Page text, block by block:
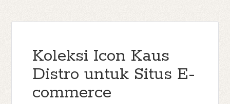
Koleksi Icon Kaus
Distro untuk Situs E-
commerce